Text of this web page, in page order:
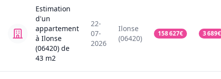
Estimation
d'un
appartement
à Ilonse
(06420) de
43 m2
22-
07-
2026
Ilonse
(06420)
158 627€ 3 689€